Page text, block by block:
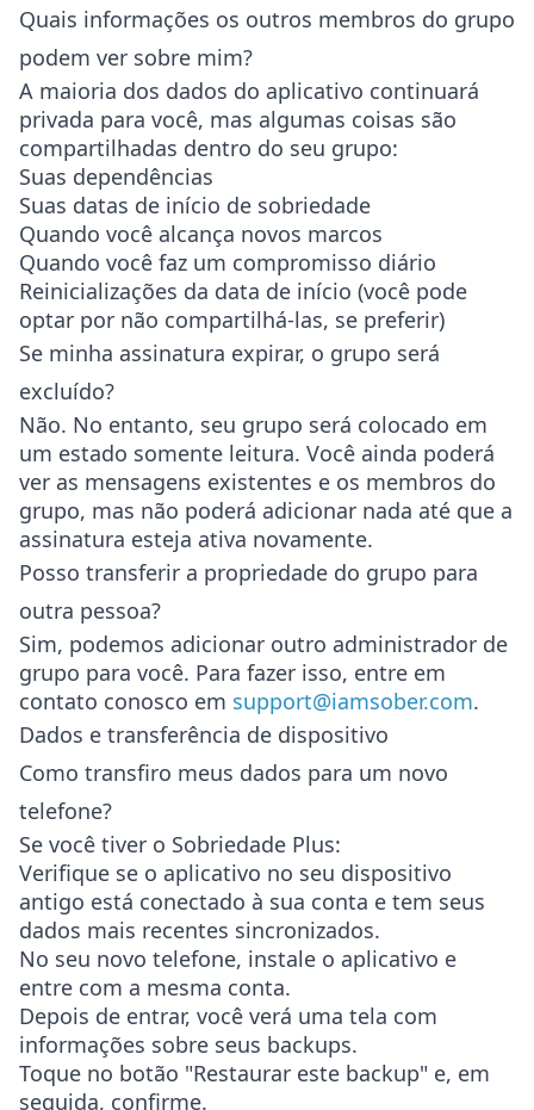
Quais informações os outros membros do grupo
podem ver sobre mim?
A maioria dos dados do aplicativo continuará
privada para você, mas algumas coisas são
compartilhadas dentro do seu grupo:
Suas dependências
Suas datas de início de sobriedade
Quando você alcança novos marcos
Quando você faz um compromisso diário
Reinicializações da data de início (você pode
optar por não compartilhá-las, se preferir)
Se minha assinatura expirar, o grupo será
excluído?
Não. No entanto, seu grupo será colocado em
um estado somente leitura. Você ainda poderá
ver as mensagens existentes e os membros do
grupo, mas não poderá adicionar nada até que a
assinatura esteja ativa novamente.
Posso transferir a propriedade do grupo para
outra pessoa?
Sim, podemos adicionar outro administrador de
grupo para você. Para fazer isso, entre em
contato conosco em support@iamsober.com.
Dados e transferência de dispositivo
Como transfiro meus dados para um novo
telefone?
Se você tiver o Sobriedade Plus:
Verifique se o aplicativo no seu dispositivo
antigo está conectado à sua conta e tem seus
dados mais recentes sincronizados.
No seu novo telefone, instale o aplicativo e
entre com a mesma conta.
Depois de entrar, você verá uma tela com
informações sobre seus backups.
Toque no botão "Restaurar este backup" e, em
seguida, confirme.